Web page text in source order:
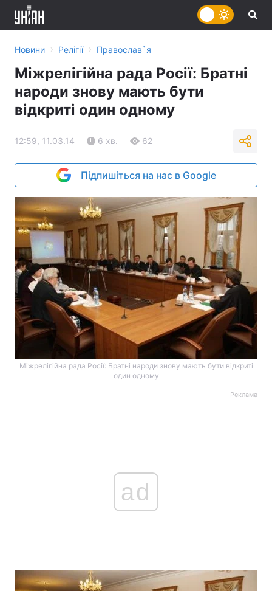
Новини › Релігії › Православ`я
Міжрелігійна рада Росії: Братні
народи знову мають бути
відкриті один одному
12:59, 11.03.14 6 хв. 62
Підпишіться на нас в Google
Міжрелігійна рада Росії: Братні народи знову мають бути відкриті
один одному
Реклама
ad